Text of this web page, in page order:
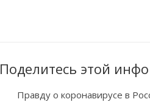
Поделитесь этой
Правду о коронавирусе в